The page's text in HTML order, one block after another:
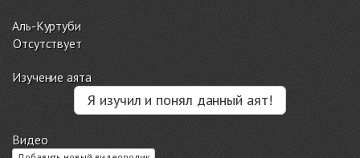
Аль-Куртуби
Отсутствует
Изучение аята
Я изучил и понял данный аят!
Видео